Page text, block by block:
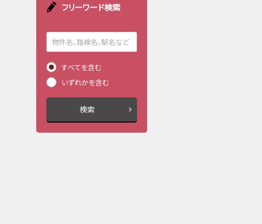
フリーワード検索
すべてを含む
いずれかを含む
検索